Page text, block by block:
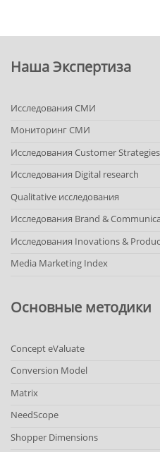
Наша Экспертиза
Исследования СМИ
Мониторинг СМИ
Исследования Customer Strategies
Исследования Digital research
Qualitative исследования
Исследования Brand &
Исследования Inovations &
Media Marketing Index
Основные методики
Concept eValuate
Conversion Model
Matrix
NeedScope
Shopper Dimensions